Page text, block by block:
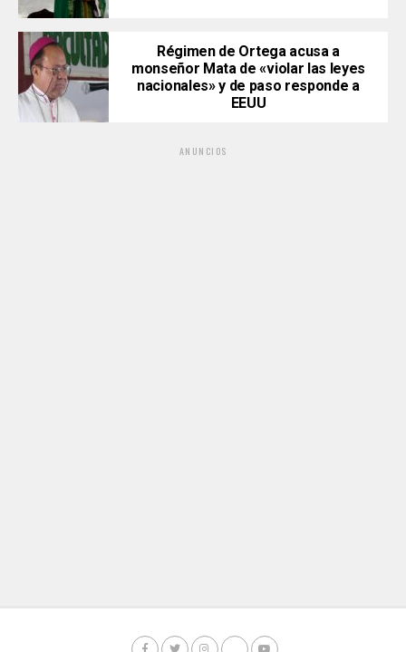
Régimen de Ortega acusa a
monseñor Mata de «violar las leyes
nacionales» y de paso responde a
EEUU
ANUNCIOS